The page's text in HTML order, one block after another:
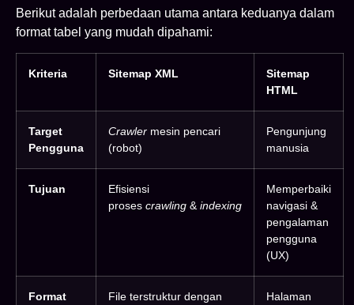
Berikut adalah perbedaan utama antara keduanya dalam
format tabel yang mudah dipahami:
Kriteria Sitemap XML
Sitemap
HTML
Target
Pengguna
Crawler mesin pencari
(robot)
Pengunjung
manusia
Tujuan
Efisiensi
proses crawling & indexing
Memperbaiki
navigasi &
pengalaman
pengguna
(UX)
Format
File terstruktur dengan
Halaman